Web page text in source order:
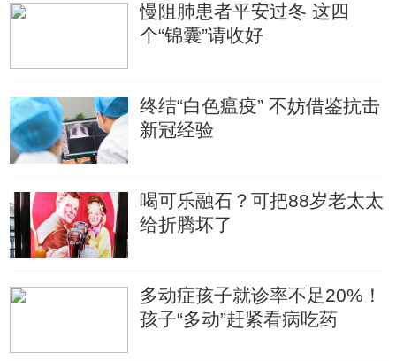
慢阻肺患者平安过冬 这四
个“锦囊”请收好
终结“白色瘟疫” 不妨借鉴抗击
新冠经验
喝可乐融石？可把88岁老太太
给折腾坏了
多动症孩子就诊率不足20%！
孩子“多动”赶紧看病吃药